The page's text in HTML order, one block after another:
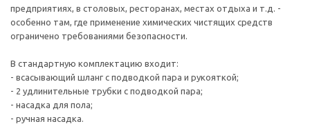
предприятиях, в столовых, ресторанах, местах отдыха и т.д. -
особенно там, где применение химических чистящих средств
ограничено требованиями безопасности.
В стандартную комплектацию входит:
- всасывающий шланг с подводкой пара и рукояткой;
- 2 удлинительные трубки с подводкой пара;
- насадка для пола;
- ручная насадка.